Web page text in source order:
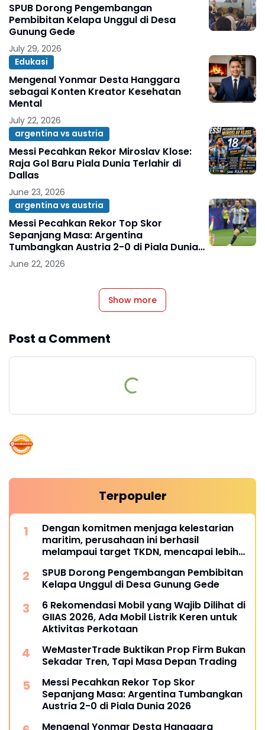
SPUB Dorong Pengembangan
Pembibitan Kelapa Unggul di Desa
Gunung Gede
July 29, 2026
Edukasi
Mengenal Yonmar Desta Hanggara
sebagai Konten Kreator Kesehatan
Mental
July 22, 2026
argentina vs austria
Messi Pecahkan Rekor Miroslav Klose:
Raja Gol Baru Piala Dunia Terlahir di
Dallas
June 23, 2026
argentina vs austria
Messi Pecahkan Rekor Top Skor
Sepanjang Masa: Argentina
Tumbangkan Austria 2-0 di Piala Dunia
2026
June 22, 2026
Show more
Post a Comment
Terpopuler
Dengan komitmen menjaga kelestarian
maritim, perusahaan ini berhasil
melampaui target TKDN, mencapai lebih
SPUB Dorong Pengembangan Pembibitan
Kelapa Unggul di Desa Gunung Gede
6 Rekomendasi Mobil yang Wajib Dilihat di
GIIAS 2026, Ada Mobil Listrik Keren untuk
Aktivitas Perkotaan
WeMasterTrade Buktikan Prop Firm Bukan
Sekadar Tren, Tapi Masa Depan Trading
Messi Pecahkan Rekor Top Skor
Sepanjang Masa: Argentina Tumbangkan
Austria 2-0 di Piala Dunia 2026
Mengenal Yonmar Desta Hanggara